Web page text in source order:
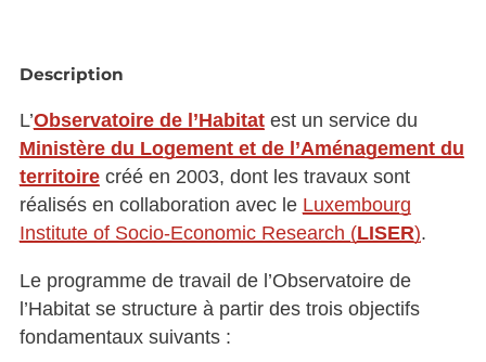
Description
L’Observatoire de l’Habitatest un service du
Ministère du Logement et de l’Aménagement du
territoirecréé en 2003, dont les travaux sont
réalisés en collaboration avec le Luxembourg
Institute of Socio-Economic Research (LISER).
Le programme de travail de l’Observatoire de
l’Habitat se structure à partir des trois objectifs
fondamentaux suivants :